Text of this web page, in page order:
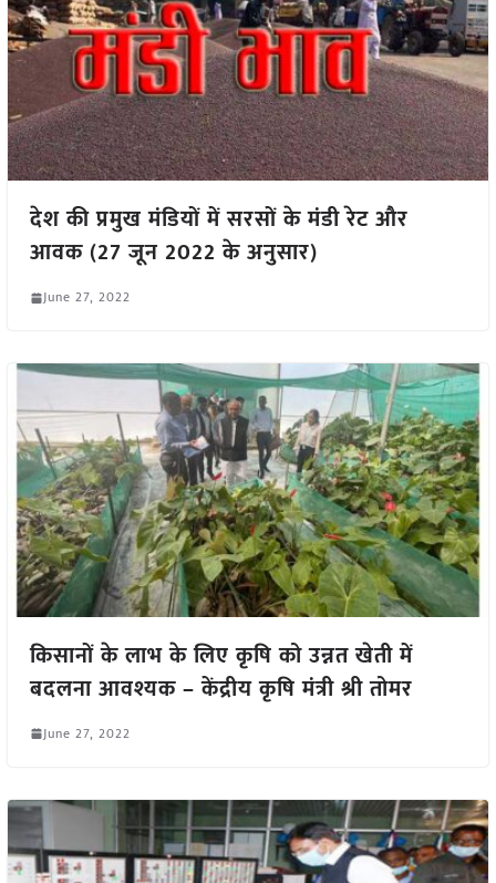
देश की प्रमुख मंडियों में सरसों के मंडी रेट और
आवक (27 जून 2022 के अनुसार)
June 27, 2022
किसानों के लाभ के लिए कृषि को उन्नत खेती में
बदलना आवश्यक – केंद्रीय कृषि मंत्री श्री तोमर
June 27, 2022